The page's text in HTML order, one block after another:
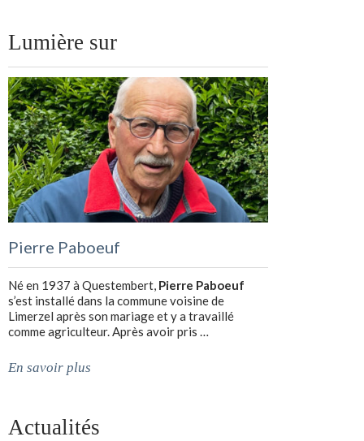
Lumière sur
Pierre Paboeuf
Né en 1937 à Questembert, Pierre Paboeuf
s’est installé dans la commune voisine de
Limerzel après son mariage et y a travaillé
comme agriculteur. Après avoir pris …
En savoir plus
Actualités